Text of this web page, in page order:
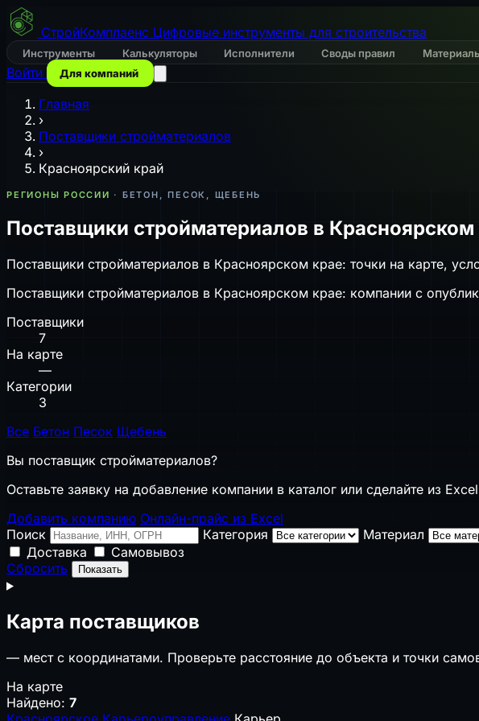
СтройКомплаенс Цифровые инструменты для строительства
Инструменты Калькуляторы Исполнители Своды правил
Войти Для компаний
Главная
›
Поставщики стройматериалов
›
Красноярский край
РЕГИОНЫ РОССИИ · БЕТОН, ПЕСОК, ЩЕБЕНЬ
Поставщики стройматериалов в Красноярском
Поставщики стройматериалов в Красноярском крае: точки на карте,
Поставщики стройматериалов в Красноярском крае: компании с
Поставщики
7
На карте
—
Категории
3
Все Бетон Песок Щебень
Вы поставщик стройматериалов?
Оставьте заявку на добавление компании в каталог или сделайте из
Добавить компанию Онлайн-прайс из Excel
Поиск
Категория Материал
Доставка
Самовывоз
Сбросить
Показать
Карта поставщиков
— мест с координатами. Проверьте расстояние до объекта и точки
На карте
Найдено: 7